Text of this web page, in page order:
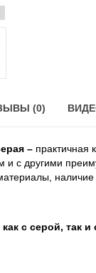
(0)
– практичная
с другими
с серой, так и